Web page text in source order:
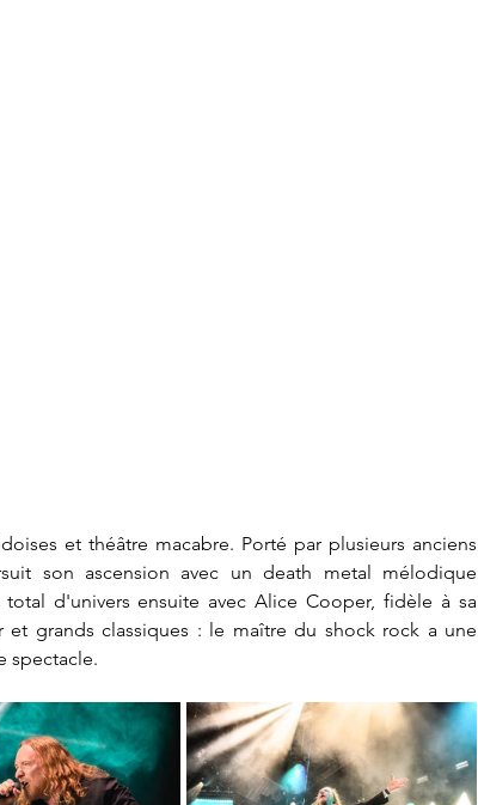
et théâtre macabre. Porté par plusieurs anciens
son ascension avec un death metal mélodique
d'univers ensuite avec Alice Cooper, fidèle à sa
et grands classiques : le maître du shock rock a une
spectacle.